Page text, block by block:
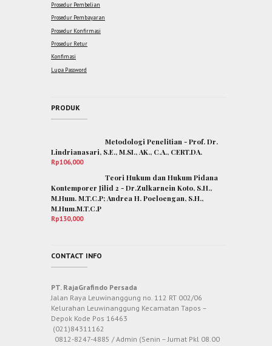
Prosedur Pembelian
Prosedur Pembayaran
Prosedur Konfirmasi
Prosedur Retur
Konfimasi
Lupa Password
PRODUK
Metodologi Penelitian - Prof. Dr.
Lindrianasari, S.E., M.SI., AK., C.A., CERT.DA.
Rp106,000
Teori Hukum dan Hukum Pidana
Kontemporer Jilid 2 - Dr.Zulkarnein Koto, S.H.,
M.Hum. M.T.C.P; Andrea H. Poeloengan, S.H.,
M.Hum.M.T.C.P
Rp130,000
CONTACT INFO
PT. RajaGrafindo Persada
Jalan Raya Leuwinanggung no. 112 RT 002/06
Kelurahan Leuwinanggung Kecamatan Tapos –
Depok Kode Pos 16463
(021)84311162
0812-8247-4885 / Admin (Senin – Jumat Pkl 08.00